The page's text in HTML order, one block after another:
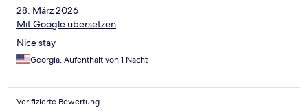
28. März 2026
Mit Google übersetzen
Nice stay
Georgia, Aufenthalt von 1 Nacht
Verifizierte Bewertung